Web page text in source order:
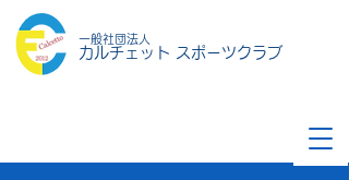
一般社団法人
カルチェット スポーツクラブ